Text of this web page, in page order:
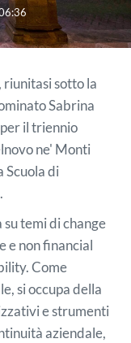
riunitasi sotto la
Sabrina
il triennio
ne' Monti
Scuola di
temi di change
e non financial
Come
si occupa della
e strumenti
aziendale,